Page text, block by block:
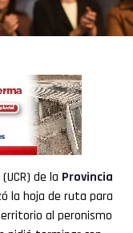
(UCR) de la Provincia
la hoja de ruta para
al peronismo